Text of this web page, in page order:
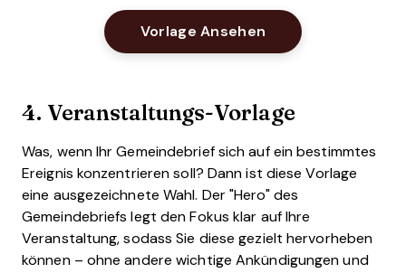
Vorlage Ansehen Opens New
4. Veranstaltungs-Vorlage
Was, wenn Ihr Gemeindebrief sich auf ein bestimmtes
Ereignis konzentrieren soll? Dann ist diese Vorlage
eine ausgezeichnete Wahl. Der "Hero" des
Gemeindebriefs legt den Fokus klar auf Ihre
Veranstaltung, sodass Sie diese gezielt hervorheben
können – ohne andere wichtige Ankündigungen und